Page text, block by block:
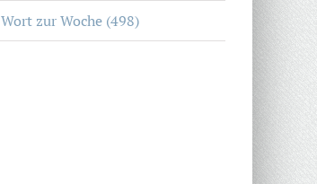
Wort zur Woche (498)